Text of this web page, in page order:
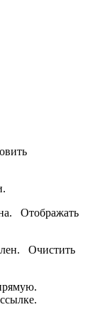
Отображать
Очистить